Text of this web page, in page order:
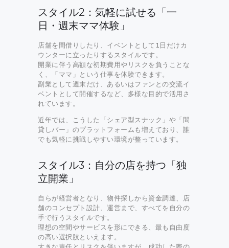
スタイル2：気軽に試せる「一
日・週末ママ体験」
店舗を間借りしたり、イベントとして1日だけカ
ウンターに立ったりするスタイルです。
開業に伴う高額な初期費用やリスクを負うことな
く、「ママ」という仕事を体験できます。
副業として週末だけ、あるいはファンとの交流イ
ベントとして開催するなど、多様な目的で活用さ
れています。
近年では、こうした「シェア型スナック」や「間
貸しバー」のプラットフォームも増えており、誰
でも気軽に挑戦しやすい環境が整っています。
スタイル3：自分の店を持つ「独
立開業」
自らが経営者となり、物件探しから資金調達、店
舗のコンセプト設計、運営まで、すべてを自分の
手で行うスタイルです。
理想の空間やサービスを形にできる、最も自由度
の高い選択肢といえます。